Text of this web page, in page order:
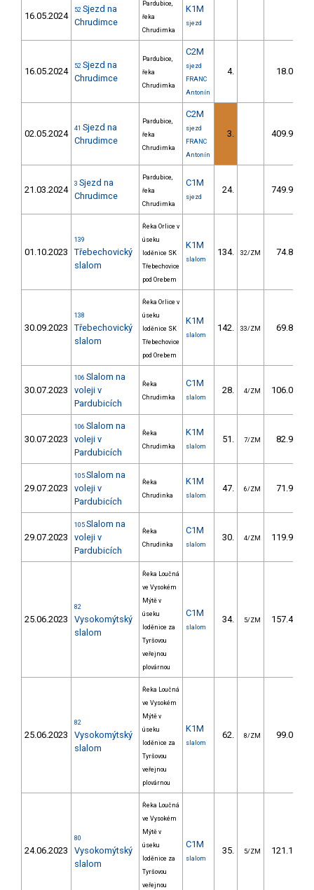
16.05.2024
52 Sjezd na
Chrudimce
Pardubice,
řeka
Chrudimka
K1M
sjezd
16.05.2024 52 Sjezd na
Chrudimce
Pardubice,
řeka
Chrudimka
C2M
sjezd
FRANC
Antonín
4. 18.01
02.05.2024 41 Sjezd na
Chrudimce
Pardubice,
řeka
Chrudimka
C2M
sjezd
FRANC
Antonín
3. 409.90
21.03.2024
3 Sjezd na
Chrudimce
Pardubice,
řeka
Chrudimka
C1M
sjezd
24. 749.90
01.10.2023
139
Třebechovický
slalom
Řeka Orlice v
úseku
loděnice SK
Třebechovice
pod Orebem
K1M
slalom
134. 32/ZM 74.80
30.09.2023
138
Třebechovický
slalom
Řeka Orlice v
úseku
loděnice SK
Třebechovice
pod Orebem
K1M
slalom
142. 33/ZM 69.80
30.07.2023
106 Slalom na
voleji v
Pardubicích
Řeka
Chrudimka
C1M
slalom
28. 4/ZM 106.02
30.07.2023
106 Slalom na
voleji v
Pardubicích
Řeka
Chrudimka
K1M
slalom
51. 7/ZM 82.94
29.07.2023
105 Slalom na
voleji v
Pardubicích
Řeka
Chrudinka
K1M
slalom
47. 6/ZM 71.99
29.07.2023
105 Slalom na
voleji v
Pardubicích
Řeka
Chrudinka
C1M
slalom
30. 4/ZM 119.94
25.06.2023
82
Vysokomýtský
slalom
Řeka Loučná
ve Vysokém
Mýtě v
úseku
loděnice za
Tyršovou
veřejnou
plovárnou
C1M
slalom
34. 5/ZM 157.40
25.06.2023
82
Vysokomýtský
slalom
Řeka Loučná
ve Vysokém
Mýtě v
úseku
loděnice za
Tyršovou
veřejnou
plovárnou
K1M
slalom
62. 8/ZM 99.01
24.06.2023
80
Vysokomýtský
slalom
Řeka Loučná
ve Vysokém
Mýtě v
úseku
loděnice za
Tyršovou
veřejnou
C1M
slalom
35. 5/ZM 121.19